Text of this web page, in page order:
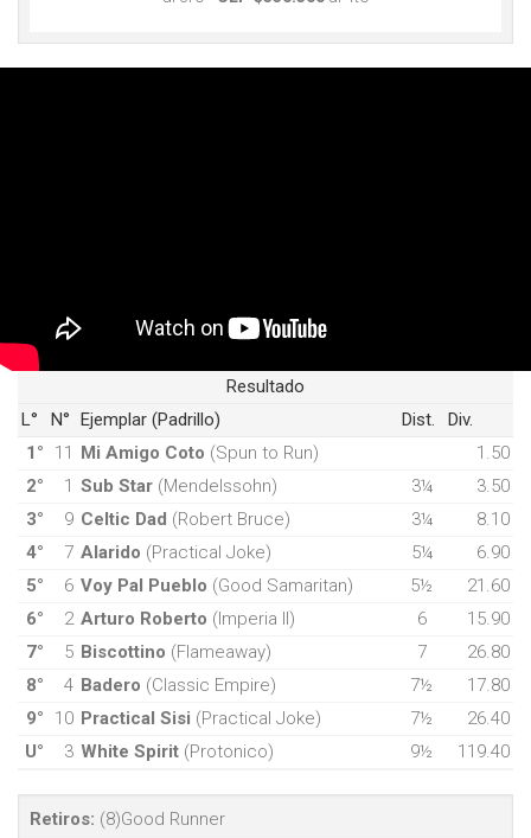
Resultado
L°
N° Ejemplar (Padrillo) Dist.
Div.
1°
11 Mi Amigo Coto (Spun to Run)
1.50
2°
1 Sub Star (Mendelssohn) 3¼
3.50
3°
9 Celtic Dad (Robert Bruce) 3¼
8.10
4°
7 Alarido (Practical Joke) 5¼
6.90
5°
6 Voy Pal Pueblo (Good Samaritan) 5½
21.60
6°
2 Arturo Roberto (Imperia II) 6
15.90
7°
5 Biscottino (Flameaway) 7
26.80
8°
4 Badero (Classic Empire) 7½
17.80
9°
10 Practical Sisi (Practical Joke) 7½
26.40
U°
3 White Spirit (Protonico) 9½ 119.40
Retiros: (8)Good Runner